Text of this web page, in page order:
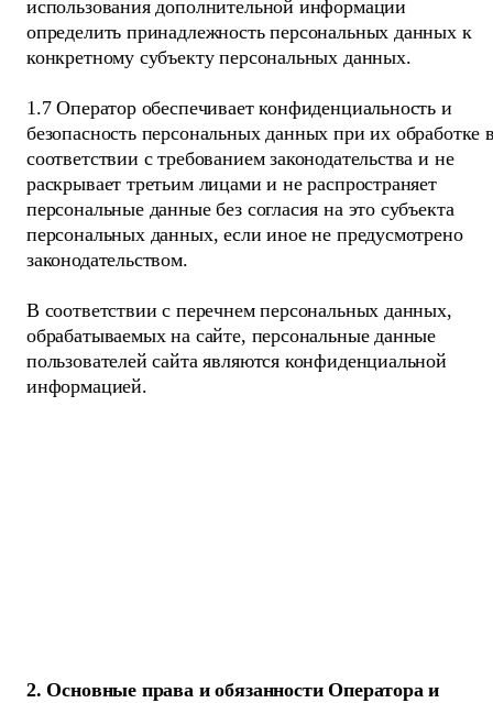
использования дополнительной информации
определить принадлежность персональных данных к
конкретному субъекту персональных данных.
1.7 Оператор обеспечивает конфиденциальность и
безопасность персональных данных при их обработке
соответствии с требованием законодательства и не
раскрывает третьим лицами и не распространяет
персональные данные без согласия на это субъекта
персональных данных, если иное не предусмотрено
законодательством.
В соответствии с перечнем персональных данных,
обрабатываемых на сайте, персональные данные
пользователей сайта являются конфиденциальной
информацией.
2. Основные права и обязанности Оператора и